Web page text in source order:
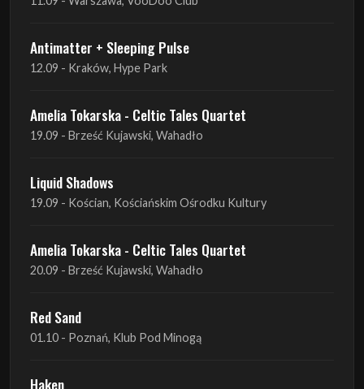
Amelia Tokarska - Celtic Tales Quartet
19.09 - Brześć Kujawski, Wahadło
Liquid Shadows
19.09 - Kościan, Kościańskim Ośrodku Kultury
Amelia Tokarska - Celtic Tales Quartet
20.09 - Brześć Kujawski, Wahadło
Red Sand
Haken
Heretoir + Unreqvited + Nidare